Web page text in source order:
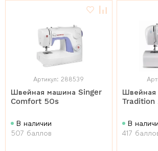
Артикул: 288539
Швейная машина Singer
Comfort 50s
В наличии
507 баллов
Швейная
Tradition
В
417